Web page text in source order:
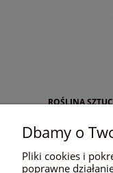
ROŚLINA
Dbamy o
Pliki cookies i
poprawne